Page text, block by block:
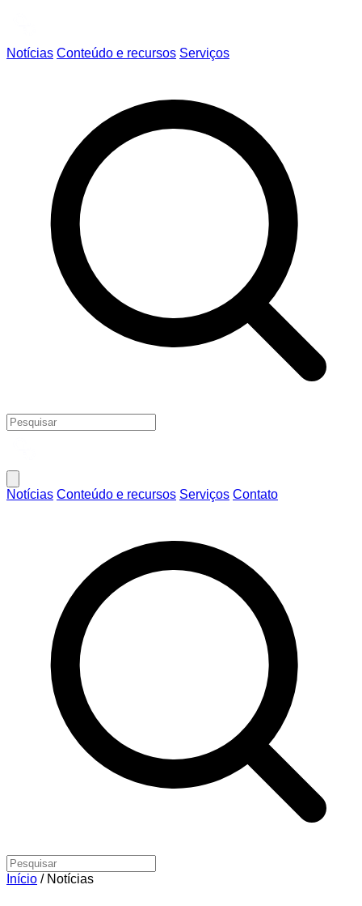
Notícias Conteúdo e recursos Serviços
Notícias Conteúdo e recursos Serviços Contato
Início / Notícias